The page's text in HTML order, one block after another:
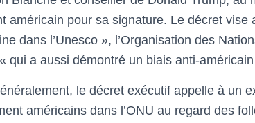
américain pour sa signature. Le décret vise
dans l’Unesco », l’Organisation des
qui a aussi démontré un biais anti-
le décret exécutif appelle à un
américains dans l’ONU au regard des